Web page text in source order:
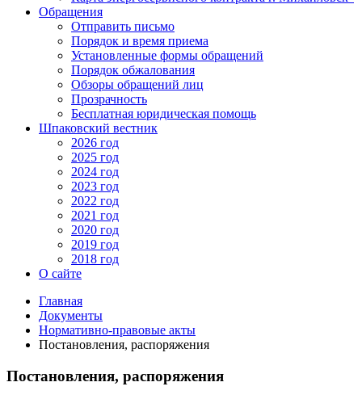
Обращения
Отправить письмо
Порядок и время приема
Установленные формы обращений
Порядок обжалования
Обзоры обращений лиц
Прозрачность
Бесплатная юридическая помощь
Шпаковский вестник
2026 год
2025 год
2024 год
2023 год
2022 год
2021 год
2020 год
2019 год
2018 год
О сайте
Главная
Документы
Нормативно-правовые акты
Постановления, распоряжения
Постановления, распоряжения